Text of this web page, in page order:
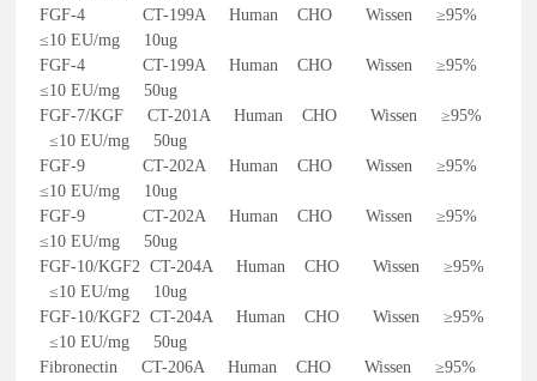
FGF-4 CT-199A Human CHO Wissen ≥95%
≤10 EU/mg 10ug
FGF-4 CT-199A Human CHO Wissen ≥95%
≤10 EU/mg 50ug
FGF-7/KGF CT-201A Human CHO Wissen ≥95%
≤10 EU/mg 50ug
FGF-9 CT-202A Human CHO Wissen ≥95%
≤10 EU/mg 10ug
FGF-9 CT-202A Human CHO Wissen ≥95%
≤10 EU/mg 50ug
FGF-10/KGF2 CT-204A Human CHO Wissen ≥95%
≤10 EU/mg 10ug
FGF-10/KGF2 CT-204A Human CHO Wissen ≥95%
≤10 EU/mg 50ug
Fibronectin CT-206A Human CHO Wissen ≥95%